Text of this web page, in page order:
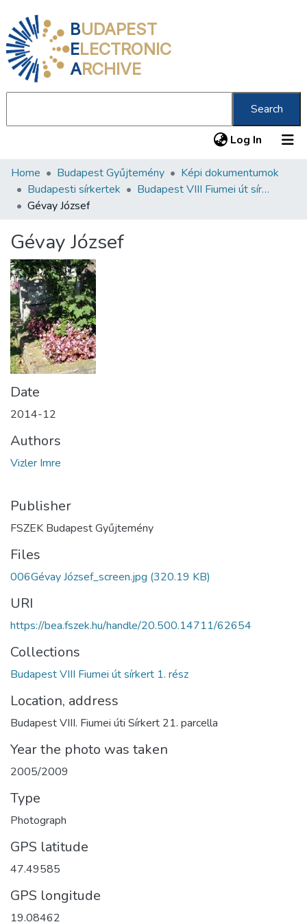
BUDAPEST
ELECTRONIC
ARCHIVE
Search
Log In (current)
Communities & Collections
All of DSpace
About us
Home Budapest Gyűjtemény
Képi dokumentumok
Budapesti sírkertek
Budapest VIII Fiumei út sírkert 1. rész
Gévay József
Gévay József
Date
2014-12
Authors
Vizler Imre
Publisher
FSZEK Budapest Gyűjtemény
Files
006Gévay József_screen.jpg (320.19 KB)
URI
https://bea.fszek.hu/handle/20.500.14711/62654
Collections
Budapest VIII Fiumei út sírkert 1. rész
Location, address
Budapest VIII. Fiumei úti Sírkert 21. parcella
Year the photo was taken
2005/2009
Type
Photograph
GPS latitude
47.49585
GPS longitude
19.08462